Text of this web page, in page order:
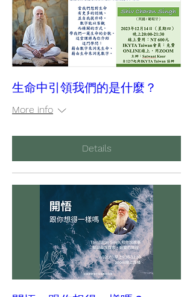
生命中引領我們的是什麼？
More info
Details